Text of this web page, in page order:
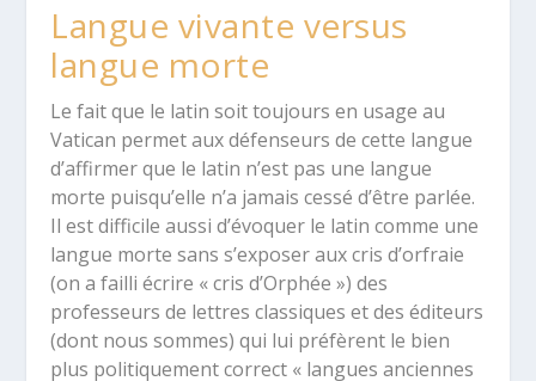
Langue vivante versus
langue morte
Le fait que le latin soit toujours en usage au
Vatican permet aux défenseurs de cette langue
d’affirmer que le latin n’est pas une langue
morte puisqu’elle n’a jamais cessé d’être parlée.
Il est difficile aussi d’évoquer le latin comme une
langue morte sans s’exposer aux cris d’orfraie
(on a failli écrire « cris d’Orphée ») des
professeurs de lettres classiques et des éditeurs
(dont nous sommes) qui lui préfèrent le bien
plus politiquement correct « langues anciennes